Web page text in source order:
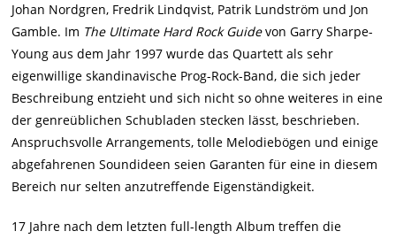
Johan Nordgren, Fredrik Lindqvist, Patrik Lundström und Jon
Gamble. Im The Ultimate Hard Rock Guidevon Garry Sharpe-
Young aus dem Jahr 1997 wurde das Quartett als sehr
eigenwillige skandinavische Prog-Rock-Band, die sich jeder
Beschreibung entzieht und sich nicht so ohne weiteres in eine
der genreüblichen Schubladen stecken lässt, beschrieben.
Anspruchsvolle Arrangements, tolle Melodiebögen und einige
abgefahrenen Soundideen seien Garanten für eine in diesem
Bereich nur selten anzutreffende Eigenständigkeit.
17 Jahre nach dem letzten full-length Album treffen die